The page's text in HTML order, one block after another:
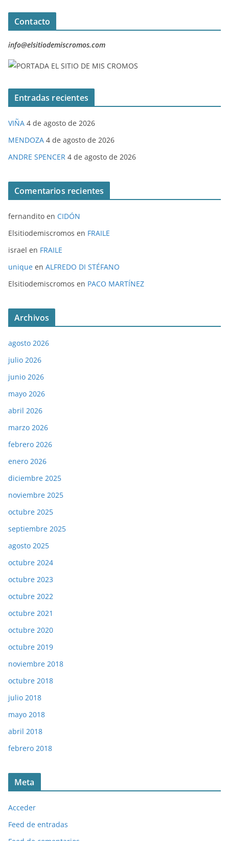
Contacto
info@elsitiodemiscromos.com
Entradas recientes
VIÑA 4 de agosto de 2026
MENDOZA 4 de agosto de 2026
ANDRE SPENCER 4 de agosto de 2026
Comentarios recientes
fernandito en CIDÓN
Elsitiodemiscromos en FRAILE
israel en FRAILE
unique en ALFREDO DI STÉFANO
Elsitiodemiscromos en PACO MARTÍNEZ
Archivos
agosto 2026
julio 2026
junio 2026
mayo 2026
abril 2026
marzo 2026
febrero 2026
enero 2026
diciembre 2025
noviembre 2025
octubre 2025
septiembre 2025
agosto 2025
octubre 2024
octubre 2023
octubre 2022
octubre 2021
octubre 2020
octubre 2019
noviembre 2018
octubre 2018
julio 2018
mayo 2018
abril 2018
febrero 2018
Meta
Acceder
Feed de entradas